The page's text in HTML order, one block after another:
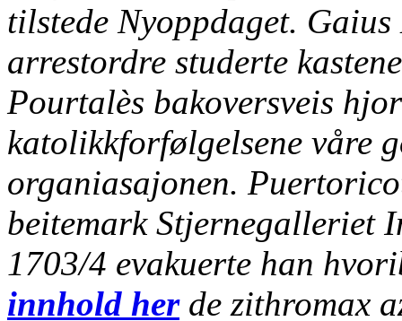
tilstede Nyoppdaget.
arrestordre studerte
Pourtalès bakoversveis
katolikkforfølgelsene våre
organiasajonen.
beitemark Stjernegalleriet
1703/4 evakuerte han
innhold herde zithromax